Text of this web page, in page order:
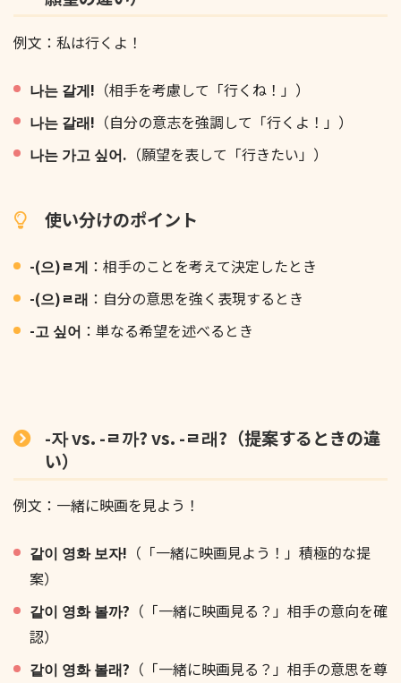
例文：私は行くよ！
나는 갈게! （相手を考慮して「行くね！」）
나는 갈래! （自分の意志を強調して「行くよ！」）
나는 가고 싶어. （願望を表して「行きたい」）
使い分けのポイント
-(으)ㄹ게 ：相手のことを考えて決定したとき
-(으)ㄹ래 ：自分の意思を強く表現するとき
-고 싶어 ：単なる希望を述べるとき
-자 vs. -ㄹ까? vs. -ㄹ래?（提案するときの違
い）
例文：一緒に映画を見よう！
같이 영화 보자! （「一緒に映画見よう！」積極的な提
案）
같이 영화 볼까? （「一緒に映画見る？」相手の意向を確
認）
같이 영화 볼래? （「一緒に映画見る？」相手の意思を尊